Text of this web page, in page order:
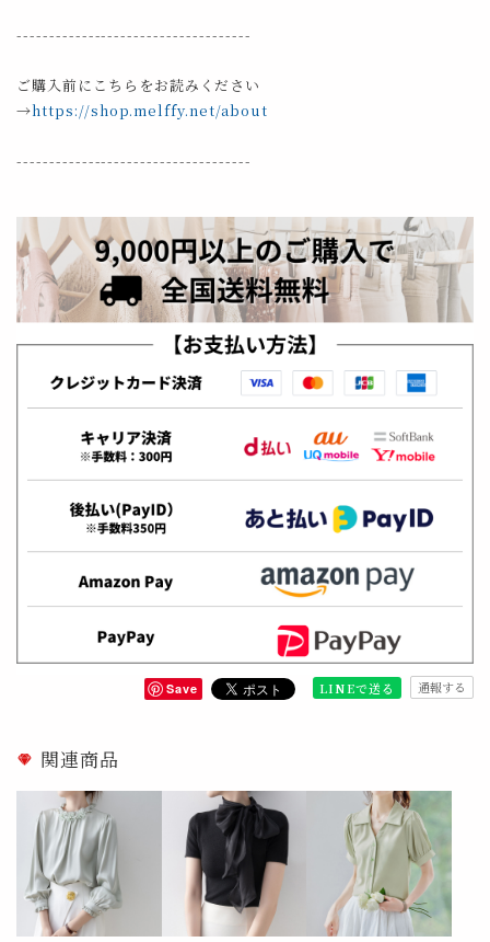
------------------------------------
ご購入前にこちらをお読みください
→https://shop.melffy.net/about
------------------------------------
Save LINEで送る 通報する
関連商品